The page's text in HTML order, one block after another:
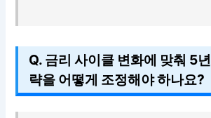
Q. 금리 사이클 변화에 맞춰 5
략을 어떻게 조정해야 하나요?